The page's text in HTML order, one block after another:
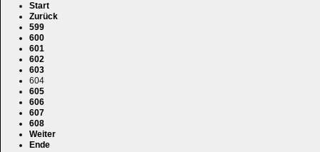
Start
Zurück
599
600
601
602
603
604
605
606
607
608
Weiter
Ende